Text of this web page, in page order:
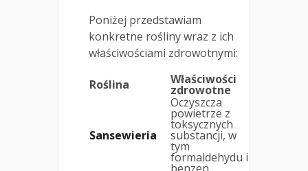
Poniżej przedstawiam
konkretne rośliny wraz z ich
właściwościami zdrowotnymi:
Roślina Właściwości
zdrowotne
Sansewieria
Oczyszcza
powietrze z
toksycznych
substancji, w
tym
formaldehydu i